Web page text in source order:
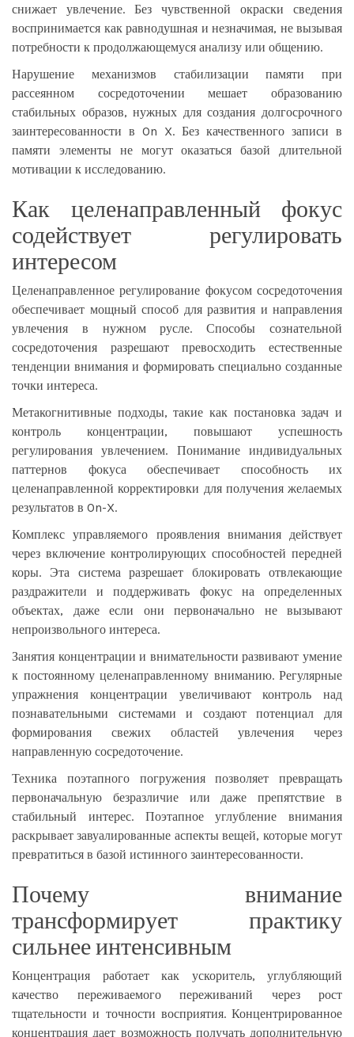
снижает увлечение. Без чувственной окраски сведения
воспринимается как равнодушная и незначимая, не вызывая
потребности к продолжающемуся анализу или общению.
Нарушение механизмов стабилизации памяти при
рассеянном сосредоточении мешает образованию
стабильных образов, нужных для создания долгосрочного
заинтересованности в On X. Без качественного записи в
памяти элементы не могут оказаться базой длительной
мотивации к исследованию.
Как целенаправленный фокус
содействует регулировать
интересом
Целенаправленное регулирование фокусом сосредоточения
обеспечивает мощный способ для развития и направления
увлечения в нужном русле. Способы сознательной
сосредоточения разрешают превосходить естественные
тенденции внимания и формировать специально созданные
точки интереса.
Метакогнитивные подходы, такие как постановка задач и
контроль концентрации, повышают успешность
регулирования увлечением. Понимание индивидуальных
паттернов фокуса обеспечивает способность их
целенаправленной корректировки для получения желаемых
результатов в On-X.
Комплекс управляемого проявления внимания действует
через включение контролирующих способностей передней
коры. Эта система разрешает блокировать отвлекающие
раздражители и поддерживать фокус на определенных
объектах, даже если они первоначально не вызывают
непроизвольного интереса.
Занятия концентрации и внимательности развивают умение
к постоянному целенаправленному вниманию. Регулярные
упражнения концентрации увеличивают контроль над
познавательными системами и создают потенциал для
формирования свежих областей увлечения через
направленную сосредоточение.
Техника поэтапного погружения позволяет превращать
первоначальную безразличие или даже препятствие в
стабильный интерес. Поэтапное углубление внимания
раскрывает завуалированные аспекты вещей, которые могут
превратиться в базой истинного заинтересованности.
Почему внимание
трансформирует практику
сильнее интенсивным
Концентрация работает как ускоритель, углубляющий
качество переживаемого переживаний через рост
тщательности и точности восприятия. Концентрированное
концентрация дает возможность получать дополнительную